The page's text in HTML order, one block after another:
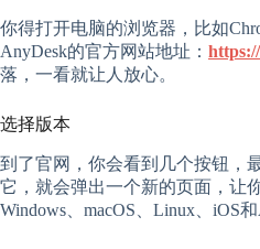
你得打开电脑的浏览器，比如
AnyDesk的官方网站地址：
落，一看就让人放心。
选择版本
到了官网，你会看到几个按钮，
它，就会弹出一个新的页面，让
Windows、macOS、Linux、iOS